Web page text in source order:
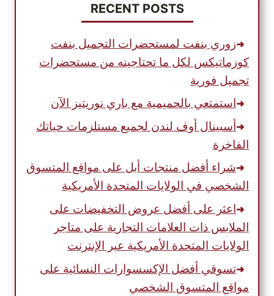
RECENT POSTS
زوري بنفت لمستحضرات التجميل بنفت
كوزماتيكس لكل ما تحتاجينه من مستحضرات
تجميل فورية
استمتعي بالحميمية مع باري نوريتيز الآن
أسبينال أوف لندن لجميع مستلزمات حياتك
الفاخرة
شراء أفضل منتجات أبل على مواقع المتسوق
الشخصي في الولايات المتحدة الأمريكية
اعثر على أفضل عروض التخفيضات على
الملابس ذات العلامات التجارية على متاجر
الولايات المتحدة الأمريكية عبر الإنترنت
تسوقي أفضل الإكسسوارات النسائية على
مواقع المتسوق الشخصي